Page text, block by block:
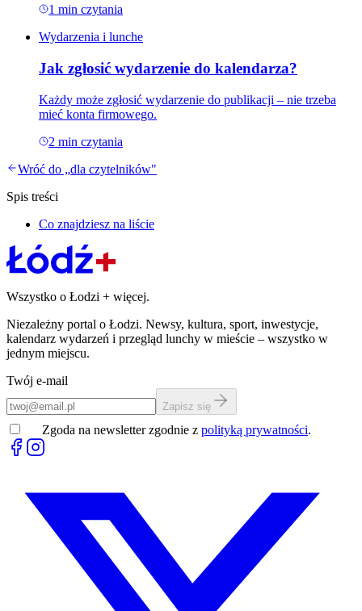
1 min czytania
Wydarzenia i lunche
Jak zgłosić wydarzenie do kalendarza?
Każdy może zgłosić wydarzenie do publikacji – nie trzeba
mieć konta firmowego.
2 min czytania
Wróć do „dla czytelników"
Spis treści
Co znajdziesz na liście
Wszystko o Łodzi + więcej.
Niezależny portal o Łodzi. Newsy, kultura, sport, inwestycje,
kalendarz wydarzeń i przegląd lunchy w mieście – wszystko w
jednym miejscu.
Twój e-mail
Zapisz się
Zgoda na newsletter zgodnie z polityką prywatności.